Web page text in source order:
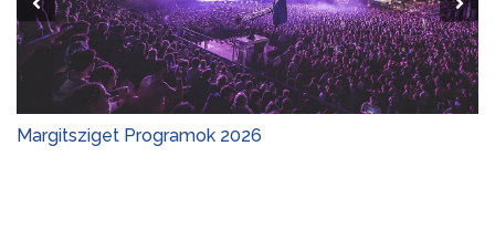
Margitsziget Programok 2026